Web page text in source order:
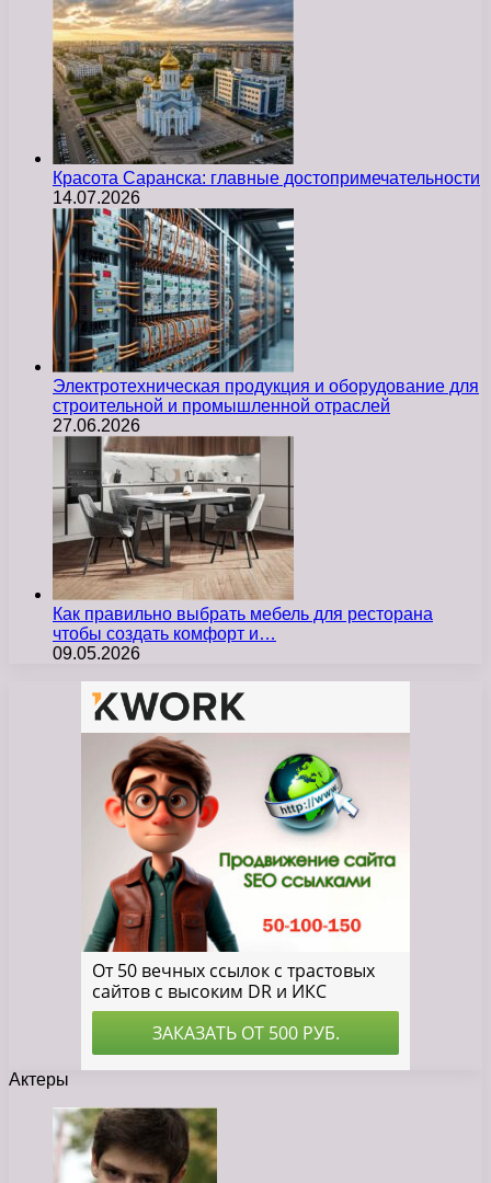
Красота Саранска: главные достопримечательности
14.07.2026
Электротехническая продукция и оборудование для
строительной и промышленной отраслей
27.06.2026
Как правильно выбрать мебель для ресторана
чтобы создать комфорт и…
09.05.2026
Актеры